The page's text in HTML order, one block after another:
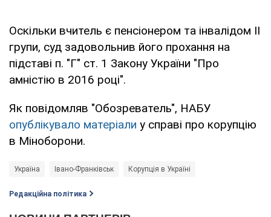
Оскільки вчитель є пенсіонером та інвалідом II
групи, суд задовольнив його прохання на
підставі п. "Г" ст. 1 Закону України "Про
амністію в 2016 році".
Як повідомляв "Обозреватель", НАБУ
опублікувало матеріали у справі про корупцію
в Міноборони.
Україна Івано-Франківськ Корупція в Україні
Редакційна політика